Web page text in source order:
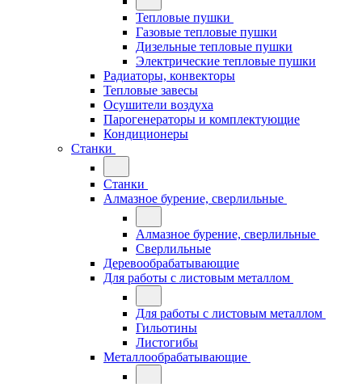
Тепловые пушки
Газовые тепловые пушки
Дизельные тепловые пушки
Электрические тепловые пушки
Радиаторы, конвекторы
Тепловые завесы
Осушители воздуха
Парогенераторы и комплектующие
Кондиционеры
Станки
Станки
Алмазное бурение, сверлильные
Алмазное бурение, сверлильные
Сверлильные
Деревообрабатывающие
Для работы с листовым металлом
Для работы с листовым металлом
Гильотины
Листогибы
Металлообрабатывающие